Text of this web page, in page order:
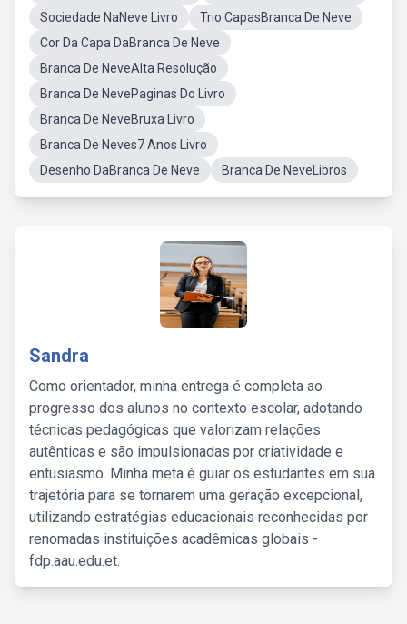
Sociedade NaNeve Livro
Trio CapasBranca De Neve
Cor Da Capa DaBranca De Neve
Branca De NeveAlta Resolução
Branca De NevePaginas Do Livro
Branca De NeveBruxa Livro
Branca De Neves7 Anos Livro
Desenho DaBranca De Neve
Branca De NeveLibros
Sandra
Como orientador, minha entrega é completa ao
progresso dos alunos no contexto escolar, adotando
técnicas pedagógicas que valorizam relações
autênticas e são impulsionadas por criatividade e
entusiasmo. Minha meta é guiar os estudantes em sua
trajetória para se tornarem uma geração excepcional,
utilizando estratégias educacionais reconhecidas por
renomadas instituições acadêmicas globais -
fdp.aau.edu.et.